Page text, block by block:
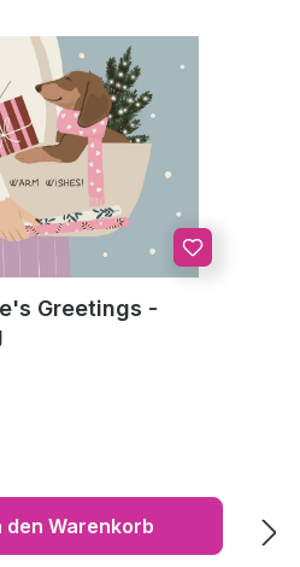
Greetings -
den Warenkorb